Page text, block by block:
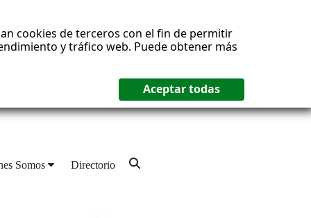
cookies de terceros con el fin de permitir
y tráfico web. Puede obtener más
Somos Directorio